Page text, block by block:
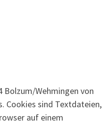
Bolzum/Wehmingen von
Cookies sind Textdateien,
auf einem